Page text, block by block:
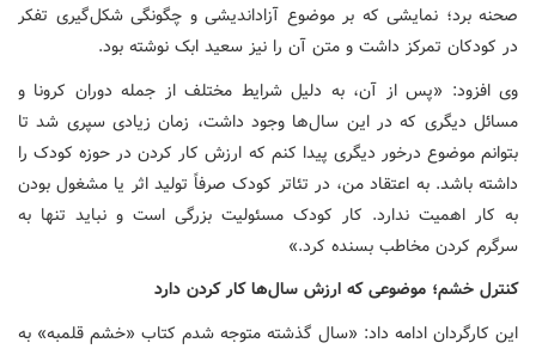
صحنه برد؛ نمایشی که بر موضوع آزاداندیشی و چگونگی شکل‌گیری تفکر
در کودکان تمرکز داشت و متن آن را نیز سعید ابک نوشته بود.
وی افزود: «پس از آن، به دلیل شرایط مختلف از جمله دوران کرونا و
مسائل دیگری که در این سال‌ها وجود داشت، زمان زیادی سپری شد تا
بتوانم موضوع درخور دیگری پیدا کنم که ارزش کار کردن در حوزه کودک را
داشته باشد. به اعتقاد من، در تئاتر کودک صرفاً تولید اثر یا مشغول بودن
به کار اهمیت ندارد. کار کودک مسئولیت بزرگی است و نباید تنها به
سرگرم کردن مخاطب بسنده کرد.»
کنترل خشم؛ موضوعی که ارزش سال‌ها کار کردن دارد
این کارگردان ادامه داد: «سال گذشته متوجه شدم کتاب «خشم قلمبه» به